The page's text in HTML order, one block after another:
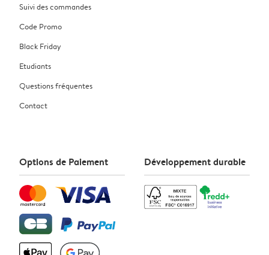
Suivi des commandes
Code Promo
Black Friday
Etudiants
Questions fréquentes
Contact
Options de Paiement Développement durable